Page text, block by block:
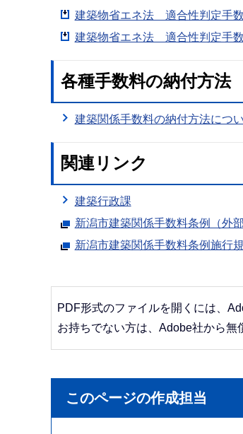
建築物省エネ法 適合性判定手
建築物省エネ法 適合性判定手
各種手数料の納付方法
建築関係手数料の納付方法につ
関連リンク
建築行政課
新潟市建築関係手数料条例（外部
新潟市建築関係手数料条例施行
PDF形式のファイルを開くには、
お持ちでない方は、Adobe社から無
このページの作成担当